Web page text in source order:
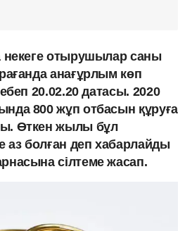
некеге отырушылар саны
анағұрлым көп
20.02.20 датасы. 2020
800 жұп отбасын құруға
Өткен жылы бұл
аз болған деп хабарлайды
сілтеме жасап.